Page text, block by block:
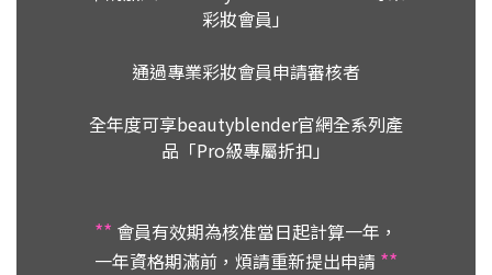
彩妝會員」
通過專業彩妝會員申請審核者
全年度可享beautyblender官網全系列產
品「Pro級專屬折扣」
** 會員有效期為核准當日起計算一年，
一年資格期滿前，煩請重新提出申請 **